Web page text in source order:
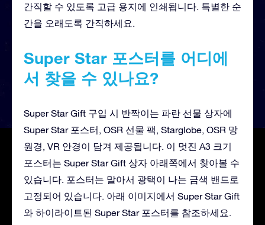
간직할 수 있도록 고급 용지에 인쇄됩니다. 특별한 순
간을 오래도록 간직하세요.
Super Star 포스터를 어디에
서 찾을 수 있나요?
Super Star Gift 구입 시 반짝이는 파란 선물 상자에
Super Star 포스터, OSR 선물 팩, Starglobe, OSR 망
원경, VR 안경이 담겨 제공됩니다. 이 멋진 A3 크기
포스터는 Super Star Gift 상자 아래쪽에서 찾아볼 수
있습니다. 포스터는 말아서 광택이 나는 금색 밴드로
고정되어 있습니다. 아래 이미지에서 Super Star Gift
와 하이라이트된 Super Star 포스터를 참조하세요.